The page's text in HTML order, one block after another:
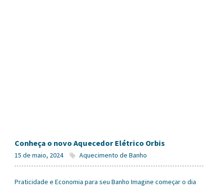
Conheça o novo Aquecedor Elétrico Orbis
15 de maio, 2024 Aquecimento de Banho
Praticidade e Economia para seu Banho Imagine começar o dia